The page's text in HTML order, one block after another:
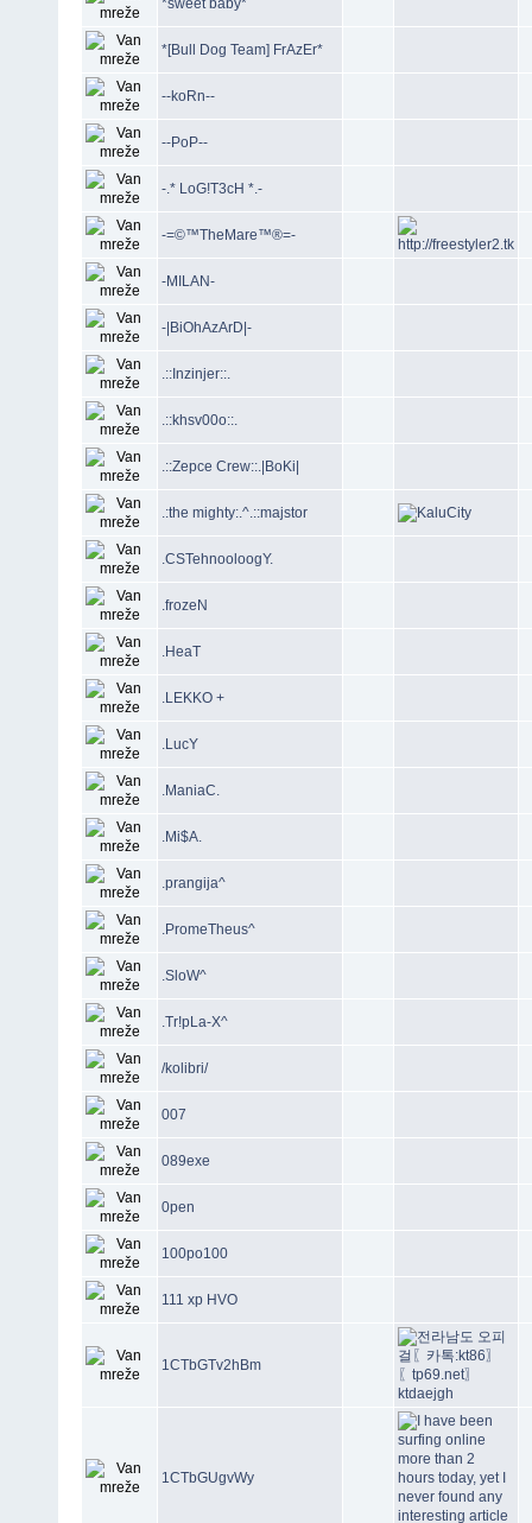
*[Bull Dog Team] FrAzEr*
--koRn--
--PoP--
-.* LoG!T3cH *.-
-=©™TheMare™®=-
-MILAN-
-|BiOhAzArD|-
.::Inzinjer::.
.::khsv00o::.
.::Zepce Crew::.|BoKi|
.:the mighty:.^.::majstor
.CSTehnooloogY.
.frozeN
.HeaT
.LEKKO +
.LucY
.ManiaC.
.Mi$A.
.prangija^
.PromeTheus^
.SloW^
.Tr!pLa-X^
/kolibri/
007
089exe
0pen
100po100
111 xp HVO
1CTbGTv2hBm
1CTbGUgvWy